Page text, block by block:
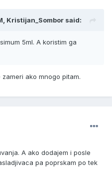
Kristijan_Sombor said:
5ml. A koristim ga
ako mnogo pitam.
A ako dodajem i posle
pa poprskam po tek